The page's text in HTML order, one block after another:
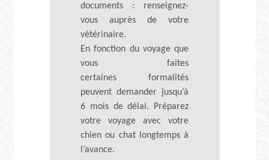
documents : renseignez-
vous auprès de votre
vétérinaire.
En fonction du voyage que
vous faites
certaines formalités
peuvent demander jusqu’à
6 mois de délai. Préparez
votre voyage avec votre
chien ou chat longtemps à
l’avance.